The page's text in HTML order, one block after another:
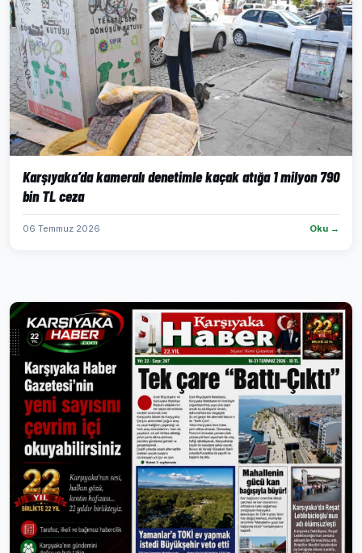
Karşıyaka’da kameralı denetimle kaçak atığa 1 milyon 790
bin TL ceza
06 Temmuz 2026 Oku →